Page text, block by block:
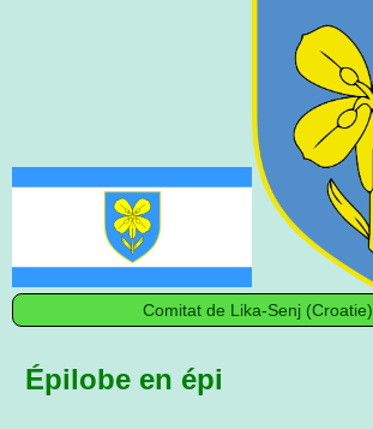
Comitat de Lika-Senj (Croatie)
Épilobe en épi